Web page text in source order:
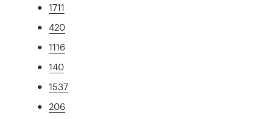
1711
420
1116
140
1537
206